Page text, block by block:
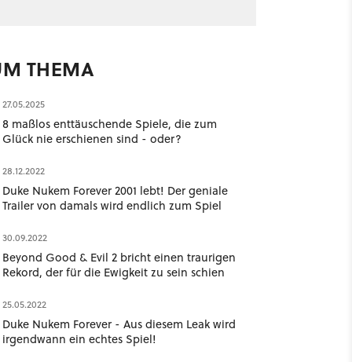
THEMA
27.05.2025
8 maßlos enttäuschende Spiele, die zum
Glück nie erschienen sind - oder?
28.12.2022
Duke Nukem Forever 2001 lebt! Der geniale
Trailer von damals wird endlich zum Spiel
30.09.2022
Beyond Good & Evil 2 bricht einen traurigen
Rekord, der für die Ewigkeit zu sein schien
25.05.2022
Duke Nukem Forever - Aus diesem Leak wird
irgendwann ein echtes Spiel!